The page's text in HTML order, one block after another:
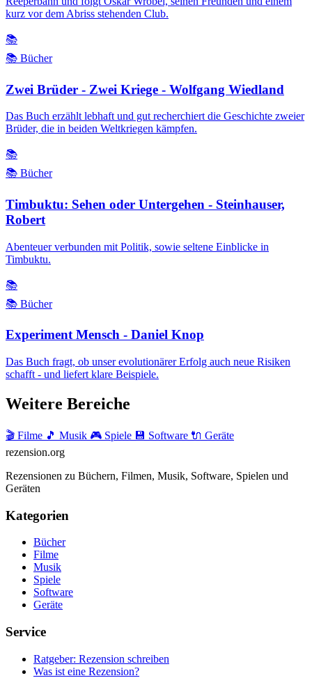
kurz vor dem Abriss stehenden Club.
📚
📚 Bücher
Zwei Brüder - Zwei Kriege - Wolfgang Wiedland
Das Buch erzählt lebhaft und gut recherchiert die Geschichte zweier
Brüder, die in beiden Weltkriegen kämpfen.
📚
📚 Bücher
Timbuktu: Sehen oder Untergehen - Steinhauser,
Robert
Abenteuer verbunden mit Politik, sowie seltene Einblicke in
Timbuktu.
📚
📚 Bücher
Experiment Mensch - Daniel Knop
Das Buch fragt, ob unser evolutionärer Erfolg auch neue Risiken
schafft - und liefert klare Beispiele.
Weitere Bereiche
🎬 Filme 🎵 Musik 🎮 Spiele 💾 Software 🔌 Geräte
rezension.org
Rezensionen zu Büchern, Filmen, Musik, Software, Spielen und
Geräten
Kategorien
Bücher
Filme
Musik
Spiele
Software
Geräte
Service
Ratgeber: Rezension schreiben
Was ist eine Rezension?